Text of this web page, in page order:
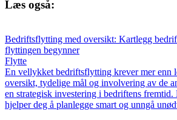
Læs også:
Bedriftsflytting med oversikt: Kartlegg
flyttingen begynner
Flytte
En vellykket bedriftsflytting krever mer enn
oversikt, tydelige mål og involvering av de
en strategisk investering i bedriftens fremtid.
hjelper deg å planlegge smart og unngå